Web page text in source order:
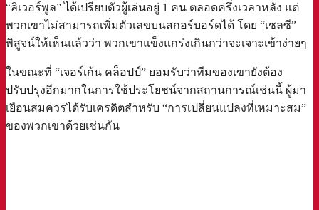
“ลิเวอร์พูล” ได้เปรียบตัวผู้เล่นอยู่ 1 คน ตลอดครึ่งเวลาหลัง แต่
พวกเขาไม่สามารถเพิ่มตัวเลขบนสกอร์บอร์ดได้ โดย “เชลซี”
พิสูจน์ให้เห็นแล้วว่า พวกเขาแข็งแกร่งเกินกว่าจะเจาะเข้าง่ายๆ
ในขณะที่ “เจอร์เก้น คล็อปป์” ยอมรับว่าทีมของเขายังต้อง
ปรับปรุงอีกมากในการใช้ประโยชน์จากสถานการณ์เช่นนี้ ผู้มา
เยือนสมควรได้รับเครดิตสำหรับ “การเปลี่ยนแปลงที่เหมาะสม”
ของพวกเขาด้วยเช่นกัน